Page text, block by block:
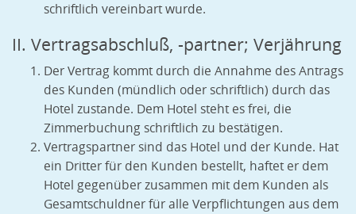
schriftlich vereinbart wurde.
II. Vertragsabschluß, -partner; Verjährung
Der Vertrag kommt durch die Annahme des Antrags
des Kunden (mündlich oder schriftlich) durch das
Hotel zustande. Dem Hotel steht es frei, die
Zimmerbuchung schriftlich zu bestätigen.
Vertragspartner sind das Hotel und der Kunde. Hat
ein Dritter für den Kunden bestellt, haftet er dem
Hotel gegenüber zusammen mit dem Kunden als
Gesamtschuldner für alle Verpflichtungen aus dem